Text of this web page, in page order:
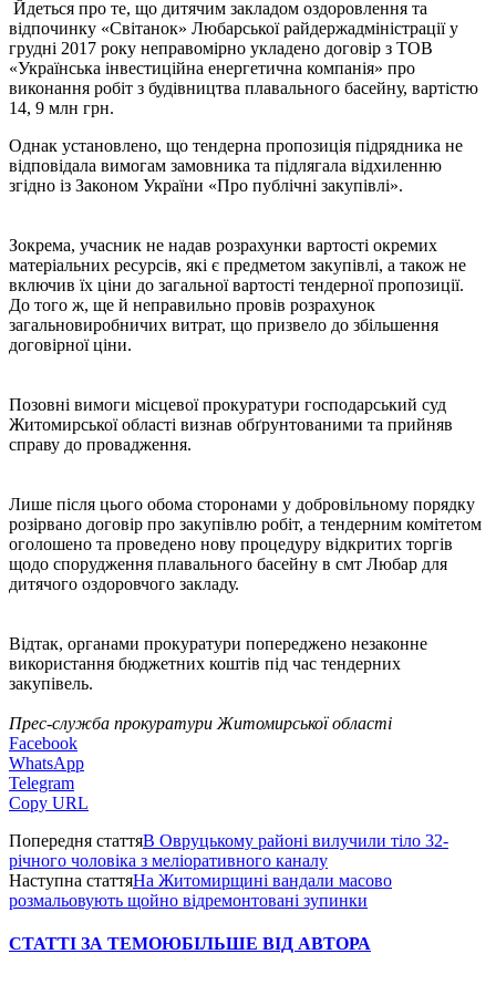
Йдеться про те, що дитячим закладом оздоровлення та
відпочинку «Світанок» Любарської райдержадміністрації у
грудні 2017 року неправомірно укладено договір з ТОВ
«Українська інвестиційна енергетична компанія» про
виконання робіт з будівництва плавального басейну, вартістю
14, 9 млн грн.
Однак установлено, що тендерна пропозиція підрядника не
відповідала вимогам замовника та підлягала відхиленню
згідно із Законом України «Про публічні закупівлі».
Зокрема, учасник не надав розрахунки вартості окремих
матеріальних ресурсів, які є предметом закупівлі, а також не
включив їх ціни до загальної вартості тендерної пропозиції.
До того ж, ще й неправильно провів розрахунок
загальновиробничих витрат, що призвело до збільшення
договірної ціни.
Позовні вимоги місцевої прокуратури господарський суд
Житомирської області визнав обґрунтованими та прийняв
справу до провадження.
Лише після цього обома сторонами у добровільному порядку
розірвано договір про закупівлю робіт, а тендерним комітетом
оголошено та проведено нову процедуру відкритих торгів
щодо спорудження плавального басейну в смт Любар для
дитячого оздоровчого закладу.
Відтак, органами прокуратури попереджено незаконне
використання бюджетних коштів під час тендерних
закупівель.
Прес-служба прокуратури Житомирської області
Facebook
WhatsApp
Telegram
Copy URL
Попередня статтяВ Овруцькому районі вилучили тіло 32-
річного чоловіка з меліоративного каналу
Наступна статтяНа Житомирщині вандали масово
розмальовують щойно відремонтовані зупинки
СТАТТІ ЗА ТЕМОЮБІЛЬШЕ ВІД АВТОРА